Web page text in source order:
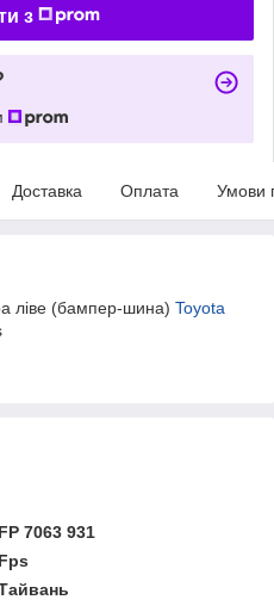
з
Доставка Оплата Умови
ліве (бампер-шина) Toyota
FP 7063 931
Fps